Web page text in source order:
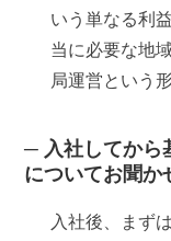
いう単なる利
当に必要な地
局運営という
入社してから
についてお聞か
入社後、まず